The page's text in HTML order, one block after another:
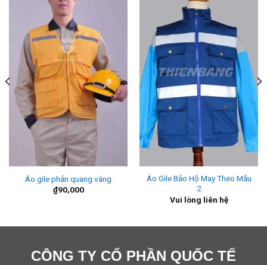
Áo gile phản quang vàng
₫90,000
Áo Gile Bảo Hộ May Theo Mẫu
2
Vui lòng liên hệ
CÔNG TY CỔ PHẦN QUỐC TẾ